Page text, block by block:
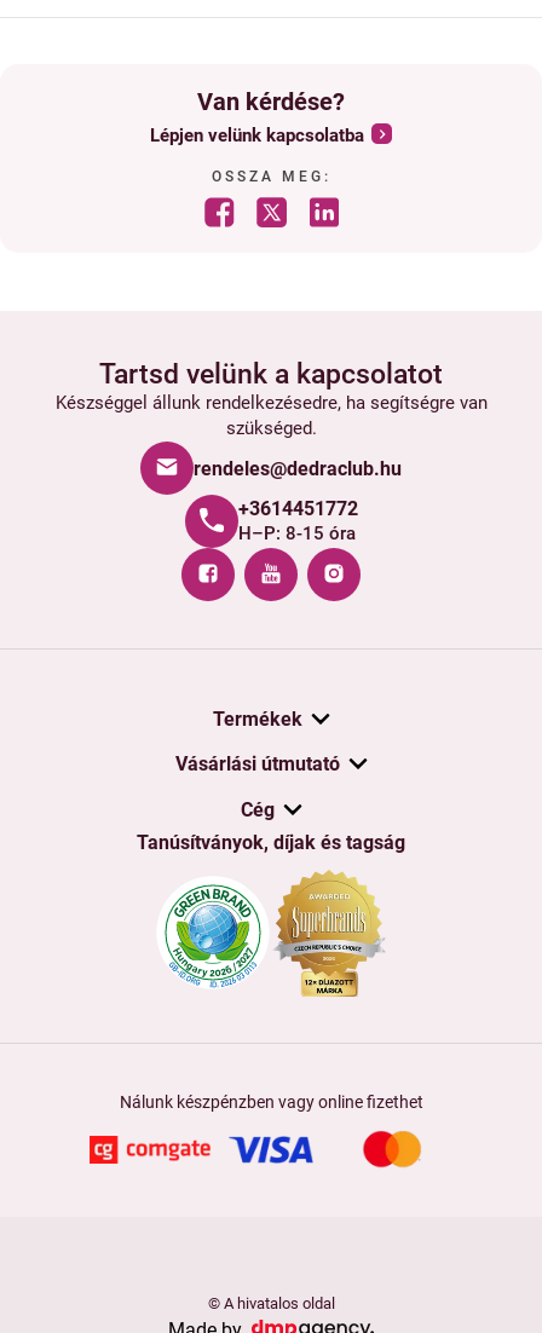
Van kérdése?
Lépjen velünk kapcsolatba
OSSZA MEG:
Tartsd velünk a kapcsolatot
Készséggel állunk rendelkezésedre, ha segítségre van
szükséged.
rendeles@dedraclub.hu
+3614451772
H–P: 8-15 óra
Termékek
Vásárlási útmutató
Cég
Tanúsítványok, díjak és tagság
Nálunk készpénzben vagy online fizethet
© A hivatalos oldal